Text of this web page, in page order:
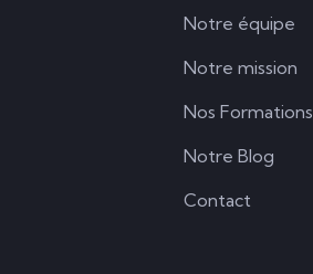
Notre équipe
Notre mission
Nos Formations
Notre Blog
Contact